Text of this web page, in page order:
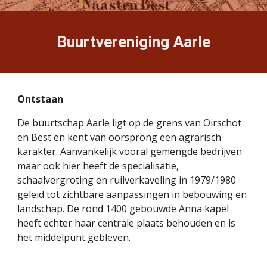
Buurtvereniging Aarle
Ontstaan
De buurtschap Aarle ligt op de grens van Oirschot
en Best en kent van oorsprong een agrarisch
karakter. Aanvankelijk vooral gemengde bedrijven
maar ook hier heeft de specialisatie,
schaalvergroting en ruilverkaveling in 1979/1980
geleid tot zichtbare aanpassingen in bebouwing en
landschap. De rond 1400 gebouwde Anna kapel
heeft echter haar centrale plaats behouden en is
het middelpunt gebleven.